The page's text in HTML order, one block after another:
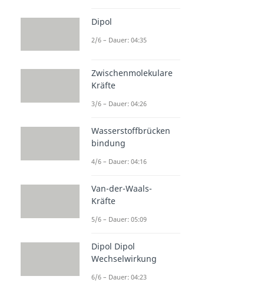
Dipol
2/6 – Dauer: 04:35
Zwischenmolekulare
Kräfte
3/6 – Dauer: 04:26
Wasserstoffbrücken
bindung
4/6 – Dauer: 04:16
Van-der-Waals-
Kräfte
5/6 – Dauer: 05:09
Dipol Dipol
Wechselwirkung
6/6 – Dauer: 04:23